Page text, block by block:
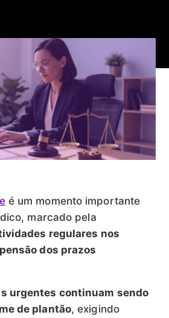
é um momento importante
marcado pela
regulares nos
dos prazos
urgentes continuam sendo
de plantão, exigindo